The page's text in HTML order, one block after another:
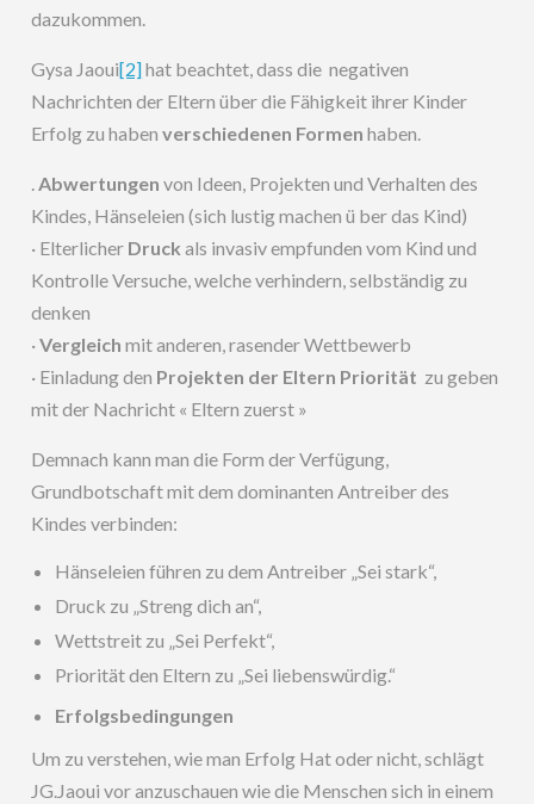
dazukommen.
Gysa Jaoui[2]hat beachtet, dass die negativen
Nachrichten der Eltern über die Fähigkeit ihrer Kinder
Erfolg zu habenverschiedenen Formen haben.
.Abwertungen von Ideen, Projekten und Verhalten des
Kindes, Hänseleien (sich lustig machen ü ber das Kind)
· Elterlicher Druck als invasiv empfunden vom Kind und
Kontrolle Versuche, welche verhindern, selbständig zu
denken
·Vergleich mit anderen, rasender Wettbewerb
· Einladung den Projekten der Eltern Priorität zu geben
mit der Nachricht « Eltern zuerst »
Demnach kann man die Form der Verfügung,
Grundbotschaft mit dem dominanten Antreiber des
Kindes verbinden:
Hänseleien führen zu dem Antreiber „Sei stark“,
Druck zu „Streng dich an“,
Wettstreit zu „Sei Perfekt“,
Priorität den Eltern zu „Sei liebenswürdig.“
Erfolgsbedingungen
Um zu verstehen, wie man Erfolg Hat oder nicht, schlägt
JG.Jaoui vor anzuschauen wie die Menschen sich in einem